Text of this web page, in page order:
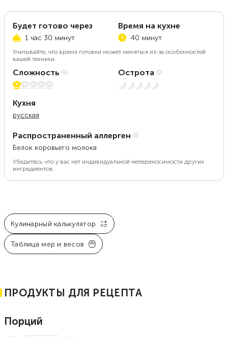
Будет готово через
1 час 30 минут
Время на кухне
40 минут
Учитывайте, что время готовки может меняться из-за особенностей
вашей техники.
Сложность
1 из 5
Острота
Нет остроты
Кухня
русская
Распространенный аллерген
Белок коровьего молока
Убедитесь, что у вас нет индивидуальной непереносимости других
ингредиентов.
Кулинарный калькулятор
Таблица мер и весов
ПРОДУКТЫ ДЛЯ РЕЦЕПТА
Порций